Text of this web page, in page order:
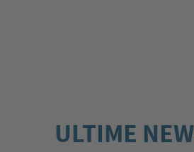
ULTIME